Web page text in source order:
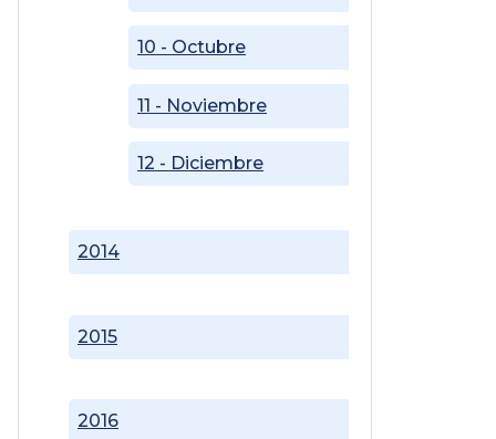
10 - Octubre
11 - Noviembre
12 - Diciembre
2014
2015
2016